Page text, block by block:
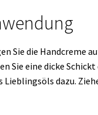
Sie die Handcreme
Sie eine dicke
Lieblingsöls dazu.